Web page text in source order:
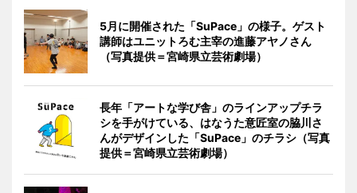
5月に開催された「SuPace」の様子。ゲスト
講師はユニットろむ主宰の進藤アヤノさん
（写真提供＝宮崎県立芸術劇場）
長年「アートな学び舎」のラインアップチラ
シを手がけている、はなうた意匠室の脇川さ
んがデザインした「SuPace」のチラシ（写真
提供＝宮崎県立芸術劇場）